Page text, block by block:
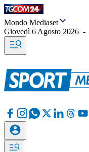
Mondo Mediaset
Giovedì 6 Agosto 2026 -